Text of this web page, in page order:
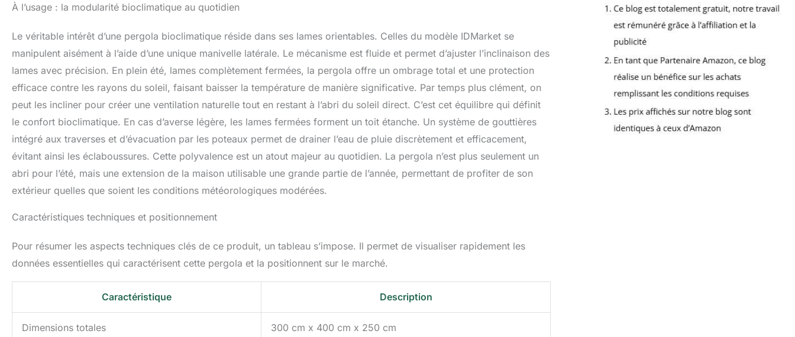
À l’usage : la modularité bioclimatique au quotidien
Le véritable intérêt d’une pergola bioclimatique réside dans ses lames orientables. Celles du modèle IDMarket se
manipulent aisément à l’aide d’une unique manivelle latérale. Le mécanisme est fluide et permet d’ajuster l’inclinaison des
lames avec précision. En plein été, lames complètement fermées, la pergola offre un ombrage total et une protection
efficace contre les rayons du soleil, faisant baisser la température de manière significative. Par temps plus clément, on
peut les incliner pour créer une ventilation naturelle tout en restant à l’abri du soleil direct. C’est cet équilibre qui définit
le confort bioclimatique. En cas d’averse légère, les lames fermées forment un toit étanche. Un système de gouttières
intégré aux traverses et d’évacuation par les poteaux permet de drainer l’eau de pluie discrètement et efficacement,
évitant ainsi les éclaboussures. Cette polyvalence est un atout majeur au quotidien. La pergola n’est plus seulement un
abri pour l’été, mais une extension de la maison utilisable une grande partie de l’année, permettant de profiter de son
extérieur quelles que soient les conditions météorologiques modérées.
Caractéristiques techniques et positionnement
Pour résumer les aspects techniques clés de ce produit, un tableau s’impose. Il permet de visualiser rapidement les
données essentielles qui caractérisent cette pergola et la positionnent sur le marché.
Caractéristique Description
Dimensions totales 300 cm x 400 cm x 250 cm